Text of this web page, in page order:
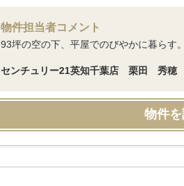
物件担当者コメント
93坪の空の下、平屋でのびやかに暮らす。
センチュリー21英知千葉店 栗田 秀穂
物件